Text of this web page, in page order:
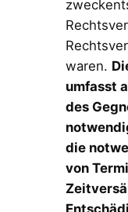
waren.
umfasst
des
die
von